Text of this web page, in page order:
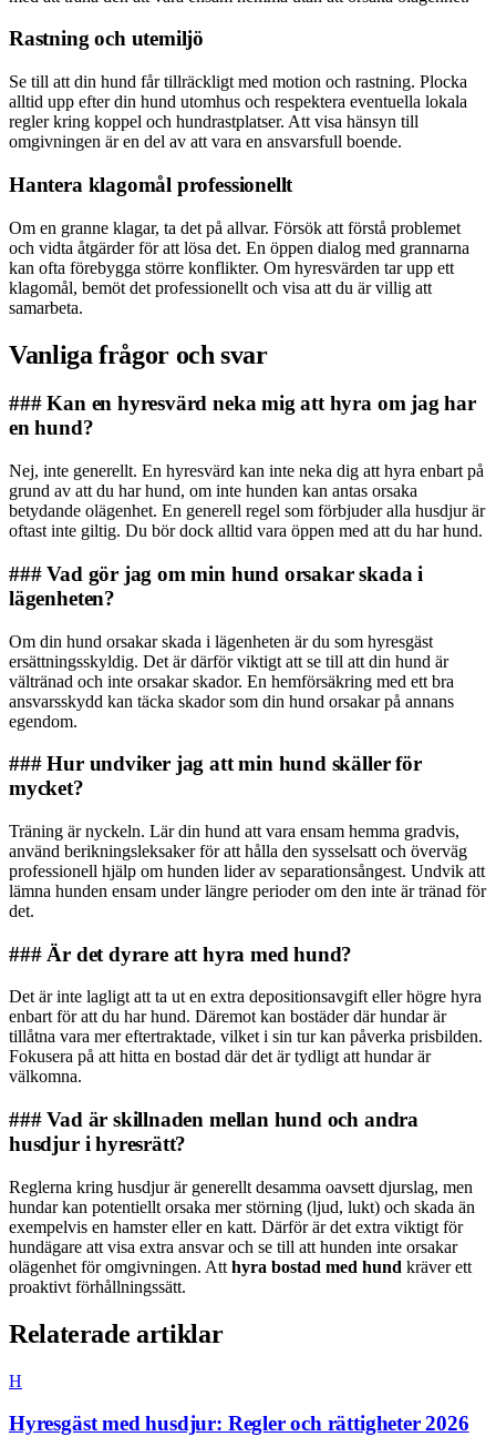
Rastning och utemiljö
Se till att din hund får tillräckligt med motion och rastning. Plocka
alltid upp efter din hund utomhus och respektera eventuella lokala
regler kring koppel och hundrastplatser. Att visa hänsyn till
omgivningen är en del av att vara en ansvarsfull boende.
Hantera klagomål professionellt
Om en granne klagar, ta det på allvar. Försök att förstå problemet
och vidta åtgärder för att lösa det. En öppen dialog med grannarna
kan ofta förebygga större konflikter. Om hyresvärden tar upp ett
klagomål, bemöt det professionellt och visa att du är villig att
samarbeta.
Vanliga frågor och svar
### Kan en hyresvärd neka mig att hyra om jag har
en hund?
Nej, inte generellt. En hyresvärd kan inte neka dig att hyra enbart på
grund av att du har hund, om inte hunden kan antas orsaka
betydande olägenhet. En generell regel som förbjuder alla husdjur är
oftast inte giltig. Du bör dock alltid vara öppen med att du har hund.
### Vad gör jag om min hund orsakar skada i
lägenheten?
Om din hund orsakar skada i lägenheten är du som hyresgäst
ersättningsskyldig. Det är därför viktigt att se till att din hund är
vältränad och inte orsakar skador. En hemförsäkring med ett bra
ansvarsskydd kan täcka skador som din hund orsakar på annans
egendom.
### Hur undviker jag att min hund skäller för
mycket?
Träning är nyckeln. Lär din hund att vara ensam hemma gradvis,
använd berikningsleksaker för att hålla den sysselsatt och överväg
professionell hjälp om hunden lider av separationsångest. Undvik att
lämna hunden ensam under längre perioder om den inte är tränad för
det.
### Är det dyrare att hyra med hund?
Det är inte lagligt att ta ut en extra depositionsavgift eller högre hyra
enbart för att du har hund. Däremot kan bostäder där hundar är
tillåtna vara mer eftertraktade, vilket i sin tur kan påverka prisbilden.
Fokusera på att hitta en bostad där det är tydligt att hundar är
välkomna.
### Vad är skillnaden mellan hund och andra
husdjur i hyresrätt?
Reglerna kring husdjur är generellt desamma oavsett djurslag, men
hundar kan potentiellt orsaka mer störning (ljud, lukt) och skada än
exempelvis en hamster eller en katt. Därför är det extra viktigt för
hundägare att visa extra ansvar och se till att hunden inte orsakar
olägenhet för omgivningen. Att hyra bostad med hund kräver ett
proaktivt förhållningssätt.
Relaterade artiklar
H
Hyresgäst med husdjur: Regler och rättigheter 2026